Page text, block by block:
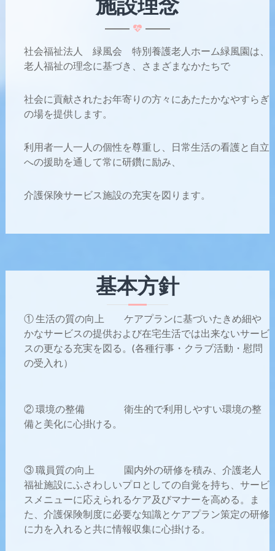
社会福祉法人 緑風会 特別養護老人ホーム緑風園は、
老人福祉の理念に基づき、さまざまなかたちで
社会に貢献されたお年寄りの方々にあたたかなやすらぎ
の場を提供します。
利用者一人一人の個性を尊重し、日常生活の看護と自立
への援助を通して常に研鑽に励み、
介護保険サービス施設の充実を図ります。
基本方針
① 生活の質の向上 ケアプランに基づいたきめ細や
かなサービスの提供および在宅生活では出来ないサービ
スの更なる充実を図る。(各種行事・クラブ活動・慰問
の受入れ）
② 環境の整備 衛生的で利用しやすい環境の整
備と美化に心掛ける。
③ 職員質の向上 園内外の研修を積み、介護老人
福祉施設にふさわしいプロとしての自覚を持ち、サービ
スメニューに応えられるケア及びマナーを高める。ま
た、介護保険制度に必要な知識とケアプラン策定の研修
に力を入れると共に情報収集に心掛ける。